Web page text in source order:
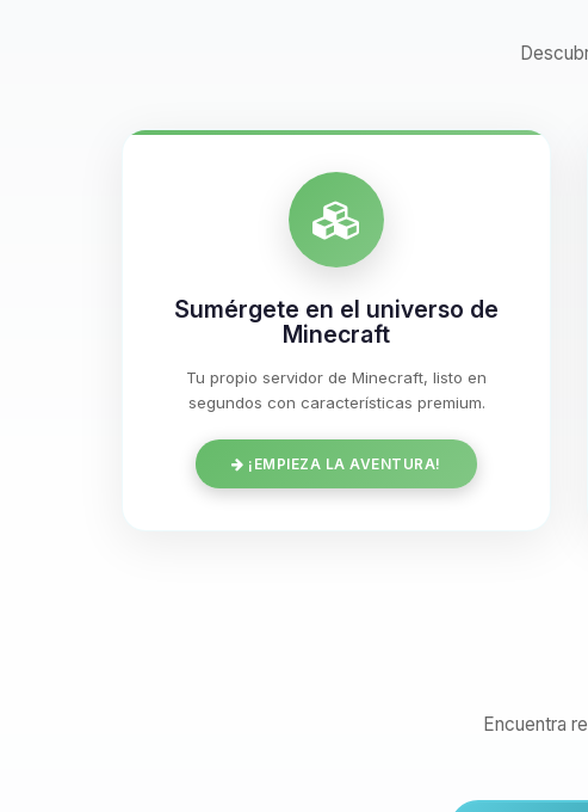
Sumérgete en el universo de
Minecraft
Tu propio servidor de Minecraft, listo en
segundos con características premium.
¡EMPIEZA LA AVENTURA!
Encuentra